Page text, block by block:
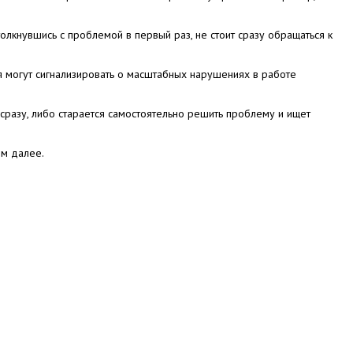
с проблемой в первый раз, не стоит сразу обращаться к
сигнализировать о масштабных нарушениях в работе
либо старается самостоятельно решить проблему и ищет
далее.